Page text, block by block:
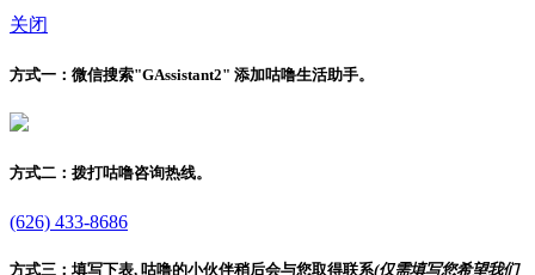
关闭
方式一： 微信搜索"GAssistant2" 添加咕噜生活助手。
方式二： 拨打咕噜咨询热线。
(626) 433-8686
方式三： 填写下表, 咕噜的小伙伴稍后会与您取得联系(仅需填写您希望我们